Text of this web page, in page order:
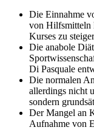
Die Einnahme
von Hilfsmitteln
Kurses zu
Die anabole
Di Pasquale
Die normalen
allerdings nicht
sondern
Der Mangel an
Aufnahme von